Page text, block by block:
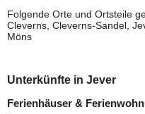
Folgende Orte und Ortsteile
Cleverns, Cleverns-Sandel,
Möns
Unterkünfte in Jever
Ferienhäuser &